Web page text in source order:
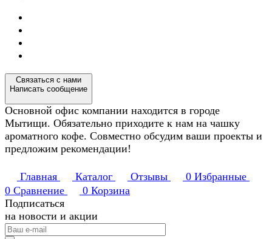
Связаться с нами
Написать сообщение
Основной офис компании находится в городе
Мытищи. Обязательно приходите к нам на чашку
ароматного кофе. Совместно обсудим ваши проекты и
предложим рекомендации!
Главная Каталог Отзывы 0 Избранные
0 Сравнение 0 Корзина
Подписаться
на новости и акции